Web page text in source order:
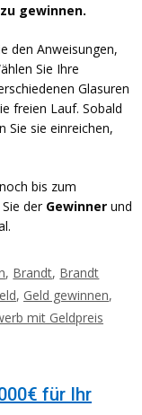
gewinnen.
den Anweisungen,
Sie Ihre
Glasuren
freien Lauf. Sobald
Sie sie einreichen,
bis zum
der Gewinner und
, Brandt, Brandt
, Geld gewinnen,
mit Geldpreis
für Ihr